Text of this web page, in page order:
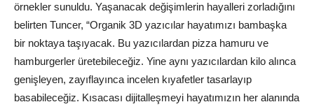
örnekler sunuldu. Yaşanacak değişimlerin hayalleri zorladığını
belirten Tuncer, “Organik 3D yazıcılar hayatımızı bambaşka
bir noktaya taşıyacak. Bu yazıcılardan pizza hamuru ve
hamburgerler üretebileceğiz. Yine aynı yazıcılardan kilo alınca
genişleyen, zayıflayınca incelen kıyafetler tasarlayıp
basabileceğiz. Kısacası dijitalleşmeyi hayatımızın her alanında